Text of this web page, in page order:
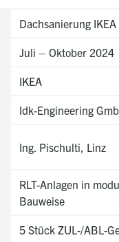
Dachsanierung
Juli – Oktober 2024
IKEA
Idk-Engineering
Ing. Pischulti, Linz
RLT-Anlagen in
Bauweise
5 Stück ZUL-/ABL-